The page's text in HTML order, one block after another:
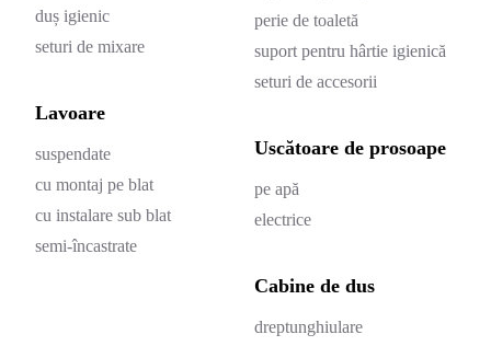
duș igienic
seturi de mixare
Lavoare
suspendate
cu montaj pe blat
cu instalare sub blat
semi-încastrate
perie de toaletă
suport pentru hârtie igienică
seturi de accesorii
Uscătoare de prosoape
pe apă
electrice
Cabine de dus
dreptunghiulare